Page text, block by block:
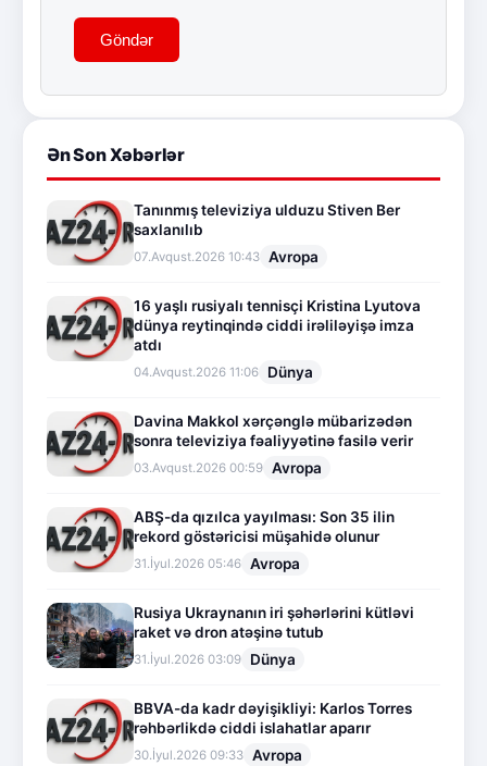
Göndər
Ən Son Xəbərlər
Tanınmış televiziya ulduzu Stiven Ber
saxlanılıb
07.Avqust.2026 10:43 Avropa
16 yaşlı rusiyalı tennisçi Kristina Lyutova
dünya reytinqində ciddi irəliləyişə imza
atdı
04.Avqust.2026 11:06 Dünya
Davina Makkol xərçənglə mübarizədən
sonra televiziya fəaliyyətinə fasilə verir
03.Avqust.2026 00:59 Avropa
ABŞ-da qızılca yayılması: Son 35 ilin
rekord göstəricisi müşahidə olunur
31.İyul.2026 05:46 Avropa
Rusiya Ukraynanın iri şəhərlərini kütləvi
raket və dron atəşinə tutub
31.İyul.2026 03:09 Dünya
BBVA-da kadr dəyişikliyi: Karlos Torres
rəhbərlikdə ciddi islahatlar aparır
30.İyul.2026 09:33 Avropa